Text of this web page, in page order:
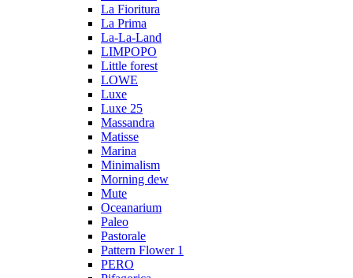
La Fioritura
La Prima
La-La-Land
LIMPOPO
Little forest
LOWE
Luxe
Luxe 25
Massandra
Matisse
Marina
Minimalism
Morning dew
Mute
Oceanarium
Paleo
Pastorale
Pattern Flower 1
PERO